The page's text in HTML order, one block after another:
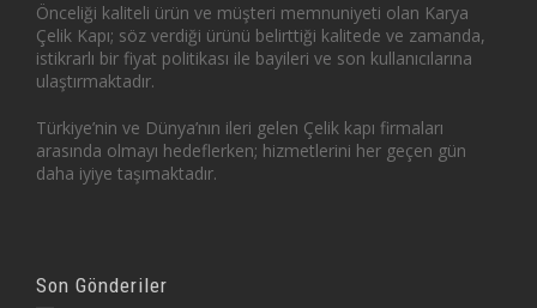
Önceliği kaliteli ürün ve müşteri memnuniyeti olan Karya
Çelik Kapı; söz verdiği ürünü belirttiği kalitede ve zamanda,
istikrarlı bir fiyat politikası ile bayileri ve son kullanıcılarına
ulaştırmaktadır.
Türkiye’nin ve Dünya’nın ileri gelen Çelik kapı firmaları
arasında olmayı hedeflerken; hizmetlerini her geçen gün
daha iyiye taşımaktadır.
Son Gönderiler